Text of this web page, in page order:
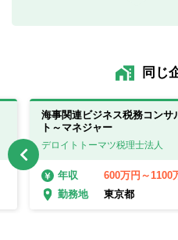
同じ
海事関連ビジネス税務コンサ
ト～マネジャー
デロイトトーマツ税理士法人
年収
600万円～1100
勤務地
東京都